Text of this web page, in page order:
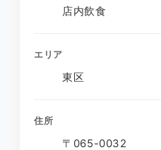
店内飲食
エリア
東区
住所
〒065-0032